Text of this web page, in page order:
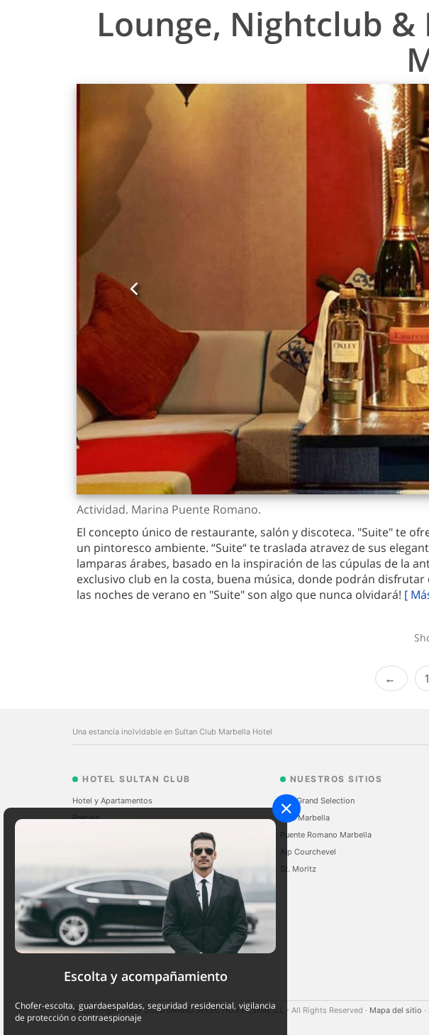
Lounge, Nightclub &
Actividad. Marina Puente Romano.
El concepto único de restaurante, salón y discoteca. "Suite" te
un pintoresco ambiente. “Suite“ te traslada atravez de sus
lamparas árabes, basado en la inspiración de las cúpulas de la
exclusivo club en la costa, buena música, donde podrán
las noches de verano en "Suite" son algo que nunca olvidará! [
1
Escolta y acompañamiento
Chofer-escolta, guardaespaldas, seguridad residencial, vigilancia
de protección o contraespionaje
Una estancía inolvidable en Sultan Club Marbella Hotel
HOTEL SULTAN CLUB
Hotel y Apartamentos
Precios
Actividades
Servicios
Reservar
NUESTROS SITIOS
The Grand Selection
Sale Marbella
Puente Romano Marbella
Alp Courchevel
St. Moritz
© Copyright 2009-2026 GRAND SELECTION DESIGN S.L - All Rights Reserved · Mapa del sitio ·